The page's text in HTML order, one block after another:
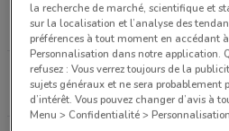
21-32 rue d'Alsace
14.6 km
FERMÉ
117, rue de Rennes Paris
14.8 km
FERMÉ
la recherche de marché, scientifique et
sur la localisation et l’analyse des
préférences à tout moment en accédant
Personnalisation dans notre application.
refusez : Vous verrez toujours de la
sujets généraux et ne sera probablement
d’intérêt. Vous pouvez changer d’avis à
Menu > Confidentialité >